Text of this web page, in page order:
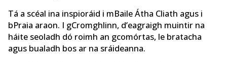
Tá a scéal ina inspioráid i mBaile Átha Cliath agus i
bPraia araon. I gCromghlinn, d’eagraigh muintir na
háite seoladh dó roimh an gcomórtas, le bratacha
agus bualadh bos ar na sráideanna.